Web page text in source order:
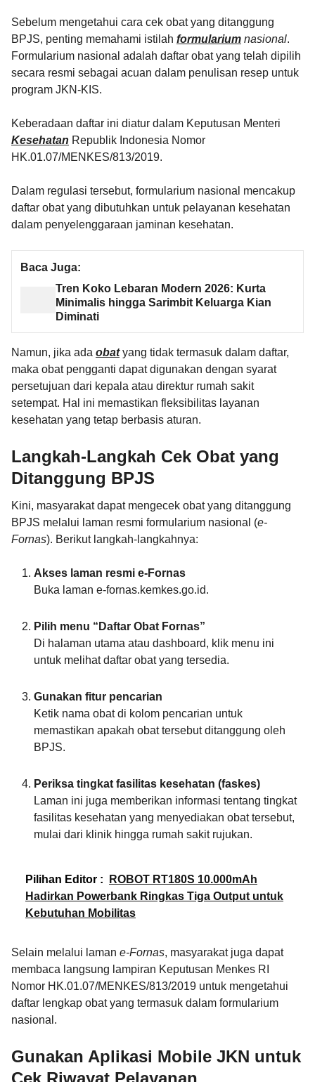
Sebelum mengetahui cara cek obat yang ditanggung
BPJS, penting memahami istilah formularium nasional.
Formularium nasional adalah daftar obat yang telah dipilih
secara resmi sebagai acuan dalam penulisan resep untuk
program JKN-KIS.
Keberadaan daftar ini diatur dalam Keputusan Menteri
Kesehatan Republik Indonesia Nomor
HK.01.07/MENKES/813/2019.
Dalam regulasi tersebut, formularium nasional mencakup
daftar obat yang dibutuhkan untuk pelayanan kesehatan
dalam penyelenggaraan jaminan kesehatan.
Baca Juga:
Tren Koko Lebaran Modern 2026: Kurta
Minimalis hingga Sarimbit Keluarga Kian
Diminati
Namun, jika ada obatyang tidak termasuk dalam daftar,
maka obat pengganti dapat digunakan dengan syarat
persetujuan dari kepala atau direktur rumah sakit
setempat. Hal ini memastikan fleksibilitas layanan
kesehatan yang tetap berbasis aturan.
Langkah-Langkah Cek Obat yang
Ditanggung BPJS
Kini, masyarakat dapat mengecek obat yang ditanggung
BPJS melalui laman resmi formularium nasional (e-
Fornas). Berikut langkah-langkahnya:
Akses laman resmi e-Fornas
Buka laman e-fornas.kemkes.go.id.
Pilih menu “Daftar Obat Fornas”
Di halaman utama atau dashboard, klik menu ini
untuk melihat daftar obat yang tersedia.
Gunakan fitur pencarian
Ketik nama obat di kolom pencarian untuk
memastikan apakah obat tersebut ditanggung oleh
BPJS.
Periksa tingkat fasilitas kesehatan (faskes)
Laman ini juga memberikan informasi tentang tingkat
fasilitas kesehatan yang menyediakan obat tersebut,
mulai dari klinik hingga rumah sakit rujukan.
Pilihan Editor :
ROBOT RT180S 10.000mAh
Hadirkan Powerbank Ringkas Tiga Output untuk
Kebutuhan Mobilitas
Selain melalui laman e-Fornas, masyarakat juga dapat
membaca langsung lampiran Keputusan Menkes RI
Nomor HK.01.07/MENKES/813/2019 untuk mengetahui
daftar lengkap obat yang termasuk dalam formularium
nasional.
Gunakan Aplikasi Mobile JKN untuk
Cek Riwayat Pelayanan